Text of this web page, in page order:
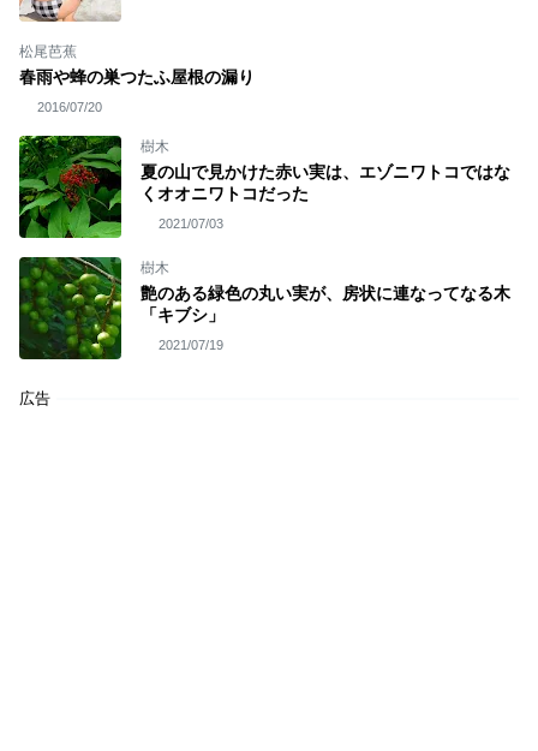
松尾芭蕉
春雨や蜂の巣つたふ屋根の漏り
2016/07/20
樹木
夏の山で見かけた赤い実は、エゾニワトコではな
くオオニワトコだった
2021/07/03
樹木
艶のある緑色の丸い実が、房状に連なってなる木
「キブシ」
2021/07/19
広告